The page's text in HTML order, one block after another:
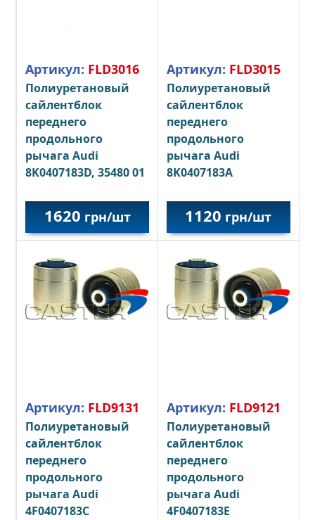
Артикул: FLD3016
Полиуретановый
сайлентблок
переднего
продольного
рычага Audi
8K0407183D, 35480 01
1620 грн/шт
Артикул: FLD3015
Полиуретановый
сайлентблок
переднего
продольного
рычага Audi
8K0407183A
1120 грн/шт
Артикул: FLD9131
Полиуретановый
сайлентблок
переднего
продольного
рычага Audi
4F0407183C
Артикул: FLD9121
Полиуретановый
сайлентблок
переднего
продольного
рычага Audi
4F0407183E